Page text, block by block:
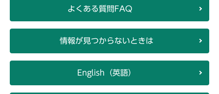
よくある質問FAQ
情報が見つからないときは
English（英語）